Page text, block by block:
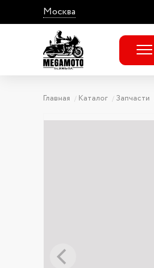
Москва
Главная Каталог Запчасти